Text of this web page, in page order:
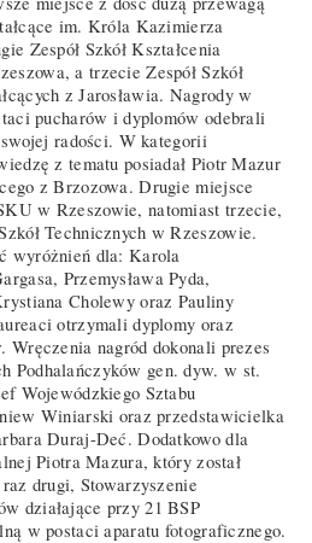
im. Króla Kazimierza
Zespół Szkół Kształcenia
a trzecie Zespół Szkół
z Jarosławia. Nagrody w
pucharów i dyplomów odebrali
radości. W kategorii
z tematu posiadał Piotr Mazur
z Brzozowa. Drugie miejsce
w Rzeszowie, natomiast trzecie,
Technicznych w Rzeszowie.
wyróżnień dla: Karola
Przemysława Pyda,
Cholewy oraz Pauliny
otrzymali dyplomy oraz
nagród dokonali prezes
Podhalańczyków gen. dyw. w st.
Wojewódzkiego Sztabu
Winiarski oraz przedstawicielka
Duraj-Deć. Dodatkowo dla
Piotra Mazura, który został
drugi, Stowarzyszenie
działające przy 21 BSP
w postaci aparatu fotograficznego.